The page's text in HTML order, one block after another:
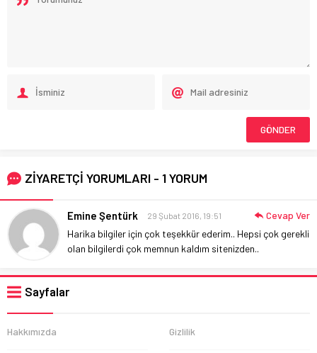
ZİYARETÇİ YORUMLARI - 1 YORUM
Emine Şentürk 29 Şubat 2016, 19:51
Harika bilgiler için çok teşekkür ederim.. Hepsi çok gerekli
olan bilgilerdi çok memnun kaldım sitenizden..
Cevap Ver
Sayfalar
Hakkımızda Gizlilik